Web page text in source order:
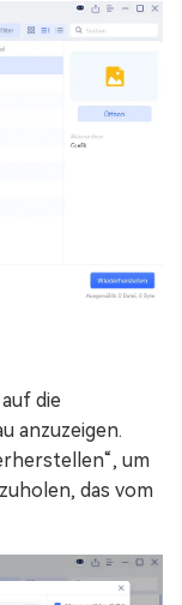
die
anzuzeigen.
um
das vom